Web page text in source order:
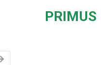
PRIMUS